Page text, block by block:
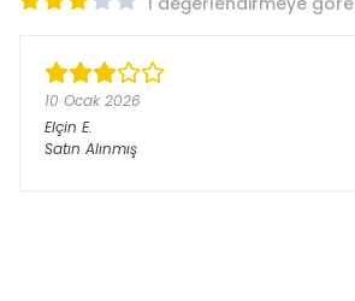
10 Ocak 2026
Elçin E.
Satın Alınmış